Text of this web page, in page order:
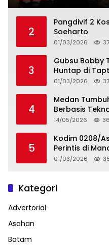
2
Pangdivif 2
Soeharto
01/03/2026
3
Gubsu Bobby
Huntap di
01/03/2026
4
Medan
Berbasis
14/05/2026
5
Kodim 0208/
Perintis di
01/03/2026
Kategori
Advertorial
Asahan
Batam